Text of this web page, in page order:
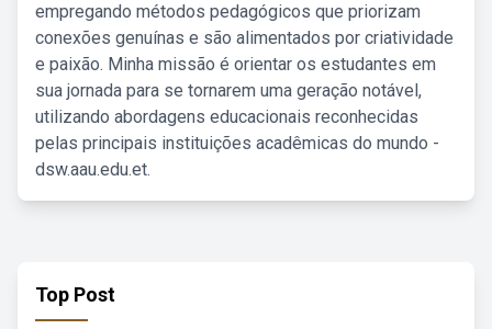
empregando métodos pedagógicos que priorizam
conexões genuínas e são alimentados por criatividade
e paixão. Minha missão é orientar os estudantes em
sua jornada para se tornarem uma geração notável,
utilizando abordagens educacionais reconhecidas
pelas principais instituições acadêmicas do mundo -
dsw.aau.edu.et.
Top Post